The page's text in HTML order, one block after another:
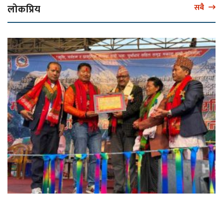
लोकप्रिय सबै